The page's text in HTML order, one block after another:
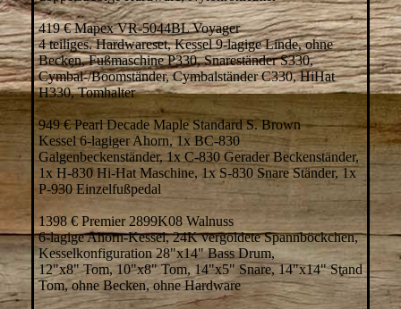
419 € Mapex VR-5044BL Voyager
4 teiliges. Hardwareset, Kessel 9-lagige Linde, ohne
Becken, Fußmaschine P330, Snareständer S330,
Cymbal-/Boomständer, Cymbalständer C330, HiHat
H330, Tomhalter
949 € Pearl Decade Maple Standard S. Brown
Kessel 6-lagiger Ahorn, 1x BC-830
Galgenbeckenständer, 1x C-830 Gerader Beckenständer,
1x H-830 Hi-Hat Maschine, 1x S-830 Snare Ständer, 1x
P-930 Einzelfußpedal
1398 € Premier 2899K08 Walnuss
6-lagige Ahorn-Kessel, 24K vergoldete Spannböckchen,
Kesselkonfiguration 28"x14" Bass Drum,
12"x8" Tom, 10"x8" Tom, 14"x5" Snare, 14"x14" Stand
Tom, ohne Becken, ohne Hardware